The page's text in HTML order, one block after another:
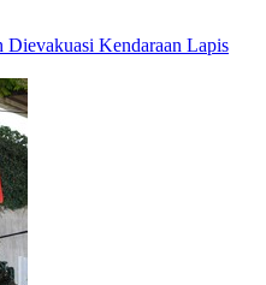
Dievakuasi Kendaraan Lapis